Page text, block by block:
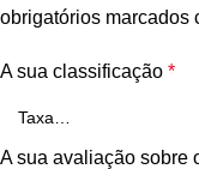
obrigatórios marcados
A sua classificação *
A sua avaliação sobre